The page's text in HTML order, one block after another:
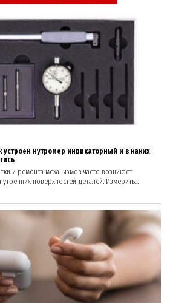
устроен нутромер индикаторный и в каких
и ремонта механизмов часто возникает
поверхностей деталей. Измерить...